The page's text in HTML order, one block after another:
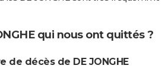
qui nous ont quittés ?
de décès de DE JONGHE